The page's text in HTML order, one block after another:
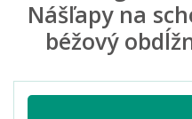
Nášľapy na
béžový